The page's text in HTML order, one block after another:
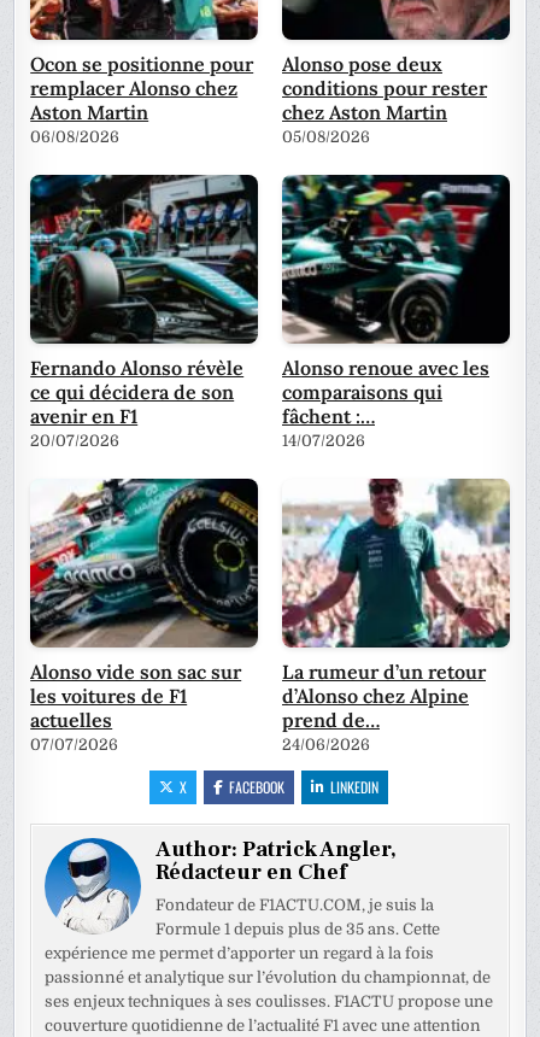
Ocon se positionne pour
remplacer Alonso chez
Aston Martin
06/08/2026
Alonso pose deux
conditions pour rester
chez Aston Martin
05/08/2026
Fernando Alonso révèle
ce qui décidera de son
avenir en F1
20/07/2026
Alonso renoue avec les
comparaisons qui
fâchent :…
14/07/2026
Alonso vide son sac sur
les voitures de F1
actuelles
07/07/2026
La rumeur d’un retour
d’Alonso chez Alpine
prend de…
24/06/2026
X FACEBOOK LINKEDIN
Author:Patrick Angler,
Rédacteur en Chef
Fondateur de F1ACTU.COM, je suis la
Formule 1 depuis plus de 35 ans. Cette
expérience me permet d’apporter un regard à la fois
passionné et analytique sur l’évolution du championnat, de
ses enjeux techniques à ses coulisses. F1ACTU propose une
couverture quotidienne de l’actualité F1 avec une attention